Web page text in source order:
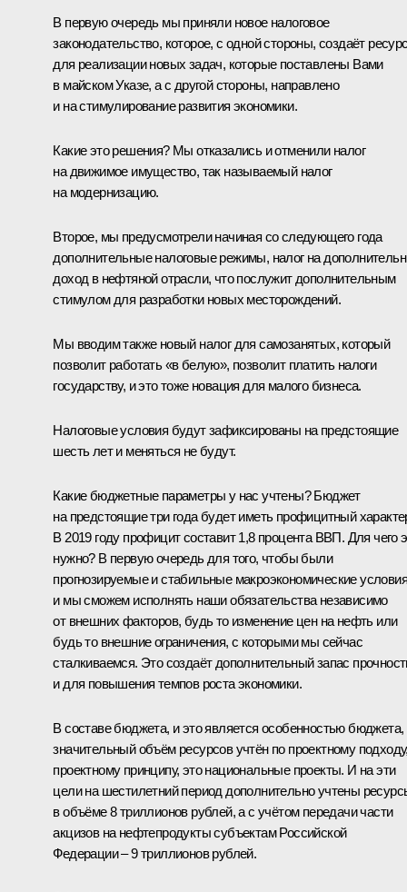
В первую очередь мы приняли новое налоговое
законодательство, которое, с одной стороны, создаёт
для реализации новых задач, которые поставлены Вами
в майском Указе, а с другой стороны, направлено
и на стимулирование развития экономики.
Какие это решения? Мы отказались и отменили налог
на движимое имущество, так называемый налог
на модернизацию.
Второе, мы предусмотрели начиная со следующего года
дополнительные налоговые режимы, налог на
доход в нефтяной отрасли, что послужит дополнительным
стимулом для разработки новых месторождений.
Мы вводим также новый налог для самозанятых, который
позволит работать «в белую», позволит платить налоги
государству, и это тоже новация для малого бизнеса.
Налоговые условия будут зафиксированы на предстоящие
шесть лет и меняться не будут.
Какие бюджетные параметры у нас учтены? Бюджет
на предстоящие три года будет иметь профицитный
В 2019 году профицит составит 1,8 процента ВВП. Для чего
нужно? В первую очередь для того, чтобы были
прогнозируемые и стабильные макроэкономические
и мы сможем исполнять наши обязательства независимо
от внешних факторов, будь то изменение цен на нефть или
будь то внешние ограничения, с которыми мы сейчас
сталкиваемся. Это создаёт дополнительный запас
и для повышения темпов роста экономики.
В составе бюджета, и это является особенностью бюджета,
значительный объём ресурсов учтён по проектному
проектному принципу, это национальные проекты. И на эти
цели на шестилетний период дополнительно учтены
в объёме 8 триллионов рублей, а с учётом передачи части
акцизов на нефтепродукты субъектам Российской
Федерации – 9 триллионов рублей.